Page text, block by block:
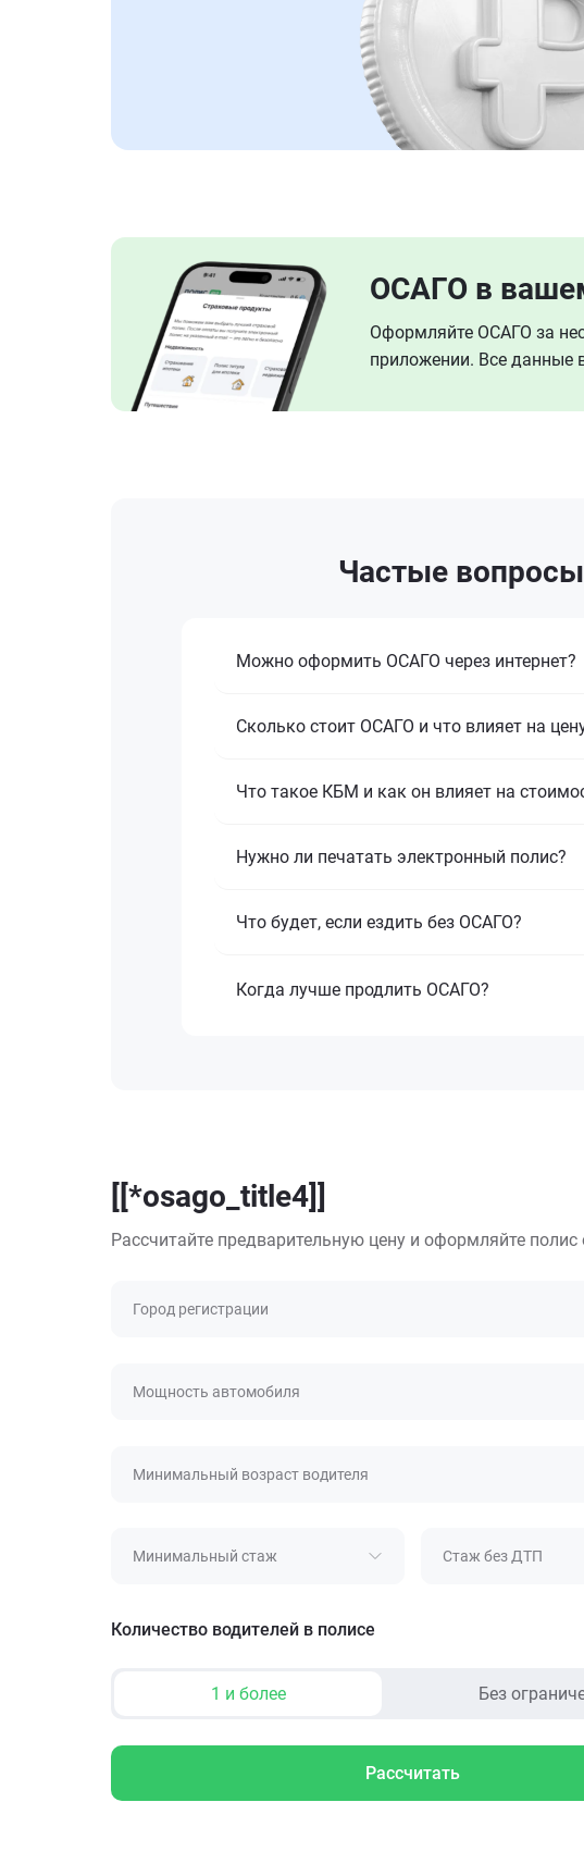
ОСАГО в
Оформляйте ОСАГО за
приложении. Все данные
Частые
Можно оформить ОСАГО через интернет?
Сколько стоит ОСАГО и что влияет на
Что такое КБМ и как он влияет на
Нужно ли печатать электронный полис?
Что будет, если ездить без ОСАГО?
Когда лучше продлить ОСАГО?
[[*osago_title4]]
Рассчитайте предварительную цену и оформляйте
Город регистрации
Мощность автомобиля
Минимальный возраст водителя
Минимальный стаж Стаж без ДТП
Количество водителей в полисе
1 и более Без
Рассчитать